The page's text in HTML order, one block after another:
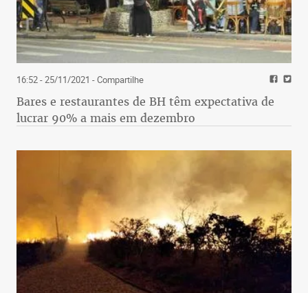
16:52 - 25/11/2021 - Compartilhe
Bares e restaurantes de BH têm expectativa de
lucrar 90% a mais em dezembro